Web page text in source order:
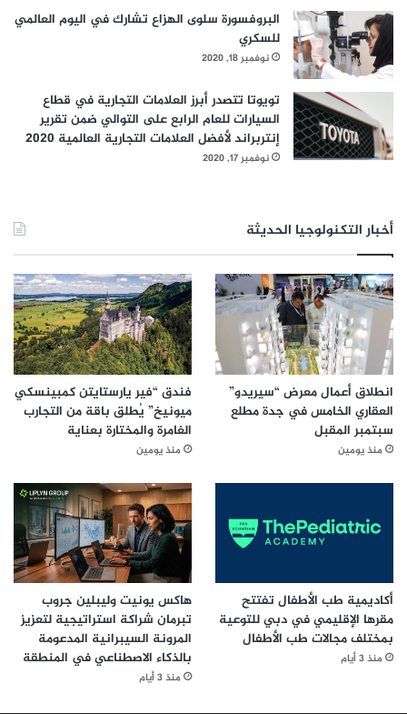
البروفسورة سلوى الهزاع تشارك في اليوم العالمي
للسكري
نوفمبر 18, 2020
تويوتا تتصدر أبرز العلامات التجارية في قطاع
السيارات للعام الرابع على التوالي ضمن تقرير
إنتربراند لأفضل العلامات التجارية العالمية 2020
نوفمبر 17, 2020
أخبار التكنولوجيا الحديثة
انطلاق أعمال معرض “سيريدو”
العقاري الخامس في جدة مطلع
سبتمبر المقبل
منذ يومين
فندق “فير يارستايتن كمبينسكي
ميونيخ” يُطلق باقة من التجارب
الغامرة والمختارة بعناية
منذ يومين
أكاديمية طب الأطفال تفتتح
مقرها الإقليمي في دبي للتوعية
بمختلف مجالات طب الأطفال
منذ 3 أيام
هاكس يونيت وليبلين جروب
تبرمان شراكة استراتيجية لتعزيز
المرونة السيبرانية المدعومة
بالذكاء الاصطناعي في المنطقة
منذ 3 أيام